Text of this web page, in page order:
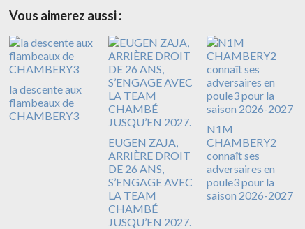
Vous aimerez aussi :
la descente aux
flambeaux de
CHAMBERY3
EUGEN ZAJA,
ARRIÈRE DROIT
DE 26 ANS,
S’ENGAGE AVEC
LA TEAM
CHAMBÉ
JUSQU’EN 2027.
N1M
CHAMBERY2
connaît ses
adversaires en
poule3 pour la
saison 2026-2027